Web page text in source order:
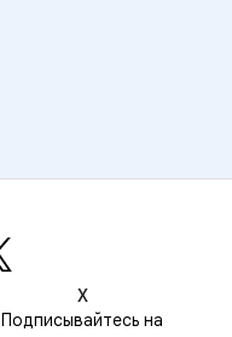
Х
Подписывайтесь на